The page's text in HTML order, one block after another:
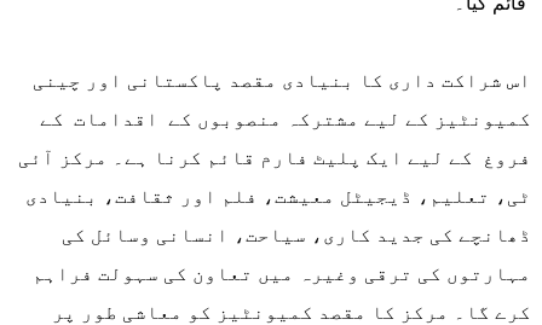
اس شراکت داری کا بنیادی مقصد پاکستانی اور چینی
کمیونٹیز کے لیے مشترکہ منصوبوں کے اقدامات کے
فروغ کے لیے ایک پلیٹ فارم قائم کرنا ہے۔ مرکز آئی
ٹی، تعلیم، ڈیجیٹل معیشت، فلم اور ثقافت، بنیادی
ڈھانچے کی جدید کاری، سیاحت، انسانی وسائل کی
مہارتوں کی ترقی وغیرہ میں تعاون کی سہولت فراہم
کرے گا۔ مرکز کا مقصد کمیونٹیز کو معاشی طور پر